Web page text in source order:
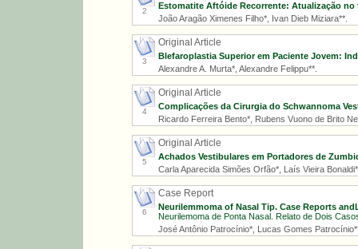
2
Estomatite Aftóide Recorrente: Atualização no
João Aragão Ximenes Filho*, Ivan Dieb Miziara**.
3
Original Article
Blefaroplastia Superior em Paciente Jovem:
Alexandre A. Murta*, Alexandre Felippu**.
4
Original Article
Complicações da Cirurgia do Schwannoma
Ricardo Ferreira Bento*, Rubens Vuono de Brito
5
Original Article
Achados Vestibulares em Portadores de
Carla Aparecida Simões Orfão*, Laís Vieira
6
Case Report
Neurilemmoma of Nasal Tip. Case Reports
Neurilemoma de Ponta Nasal. Relato de Dois
José Antônio Patrocínio*, Lucas Gomes